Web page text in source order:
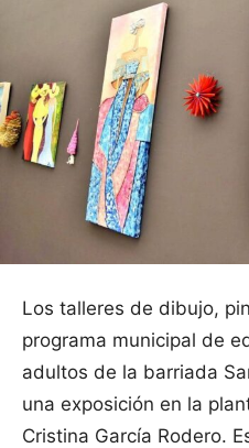
Los talleres de dibujo,
programa municipal de
adultos de la barriada
una exposición en la
Cristina García Rodero.